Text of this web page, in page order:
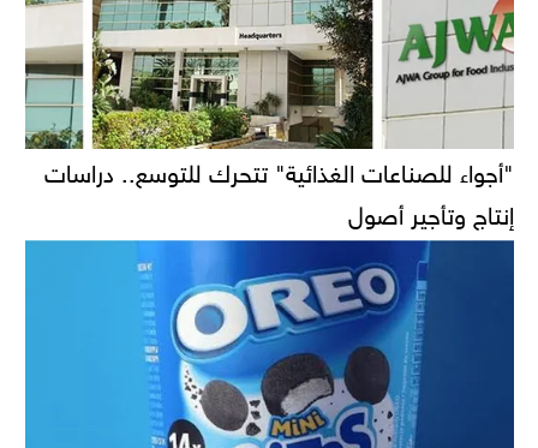
"أجواء للصناعات الغذائية" تتحرك للتوسع.. دراسات
إنتاج وتأجير أصول